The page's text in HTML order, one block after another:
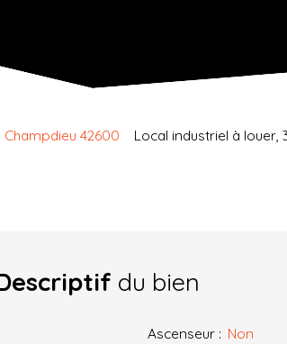
Champdieu 42600 Local industriel à louer,
du bien
Ascenseur : Non